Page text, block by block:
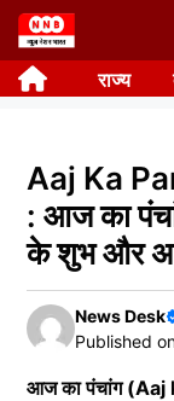
Skip
to
content राज्य
Aaj Ka
: आज का
के शुभ और
News Desk
Published
आज का पंचांग